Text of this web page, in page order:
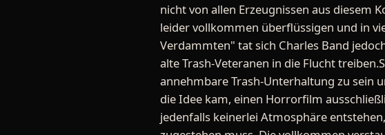
nicht von allen Erzeugnissen aus diesem
leider vollkommen überflüssigen und in
Verdammten" tat sich Charles Band
alte Trash-Veteranen in die Flucht
annehmbare Trash-Unterhaltung zu sein
die Idee kam, einen Horrorfilm
jedenfalls keinerlei Atmosphäre